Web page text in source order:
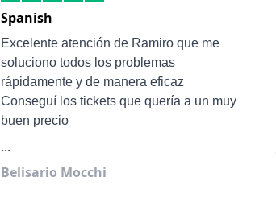
Spanish
Excelente atención de Ramiro que me
soluciono todos los problemas
rápidamente y de manera eficaz
Conseguí los tickets que quería a un muy
buen precio
...
Belisario Mocchi